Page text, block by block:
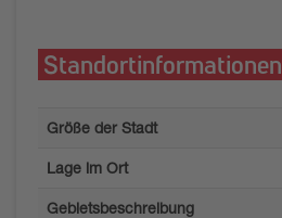
Standortinformationen
Größe der Stadt
Lage im Ort
Gebietsbeschreibung